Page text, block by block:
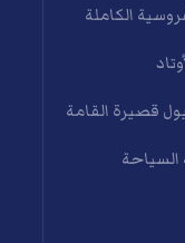
الكاملة
قصيرة القامة
السياحة